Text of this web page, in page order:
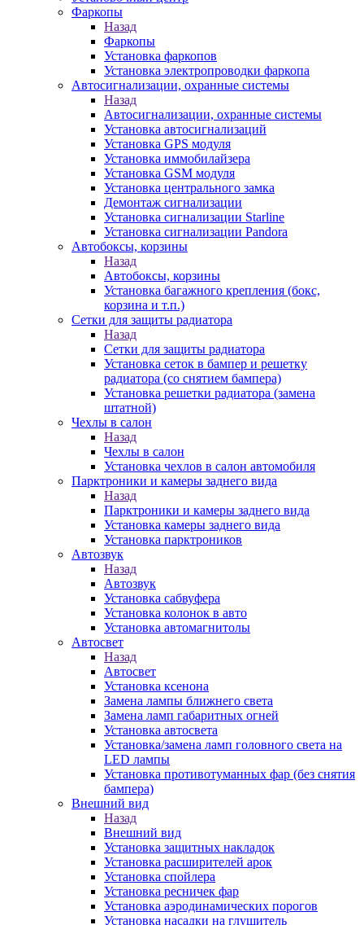
Фаркопы
Назад
Фаркопы
Установка фаркопов
Установка электропроводки фаркопа
Автосигнализации, охранные системы
Назад
Автосигнализации, охранные системы
Установка автосигнализаций
Установка GPS модуля
Установка иммобилайзера
Установка GSM модуля
Установка центрального замка
Демонтаж сигнализации
Установка сигнализации Starline
Установка сигнализации Pandora
Автобоксы, корзины
Назад
Автобоксы, корзины
Установка багажного крепления (бокс,
корзина и т.п.)
Сетки для защиты радиатора
Назад
Сетки для защиты радиатора
Установка сеток в бампер и решетку
радиатора (со снятием бампера)
Установка решетки радиатора (замена
штатной)
Чехлы в салон
Назад
Чехлы в салон
Установка чехлов в салон автомобиля
Парктроники и камеры заднего вида
Назад
Парктроники и камеры заднего вида
Установка камеры заднего вида
Установка парктроников
Автозвук
Назад
Автозвук
Установка сабвуфера
Установка колонок в авто
Установка автомагнитолы
Автосвет
Назад
Автосвет
Установка ксенона
Замена лампы ближнего света
Замена ламп габаритных огней
Установка автосвета
Установка/замена ламп головного света на
LED лампы
Установка противотуманных фар (без снятия
бампера)
Внешний вид
Назад
Внешний вид
Установка защитных накладок
Установка расширителей арок
Установка спойлера
Установка ресничек фар
Установка аэродинамических порогов
Установка насадки на глушитель